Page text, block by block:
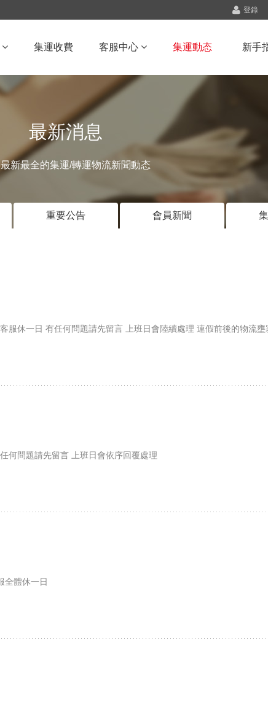
登錄
集運收費 客服中心 集運動态 新手
最新消息
新最全的集運/轉運物流新聞動态
重要公告 會員新聞
休一日 有任何問題請先留言 上班日會陸續處理 連假前後的物流
何問題請先留言 上班日會依序回覆處理
全體休一日